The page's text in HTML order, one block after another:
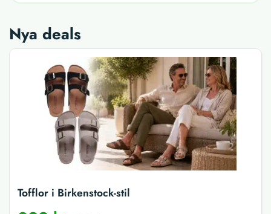
Nya deals
Tofflor i Birkenstock-stil